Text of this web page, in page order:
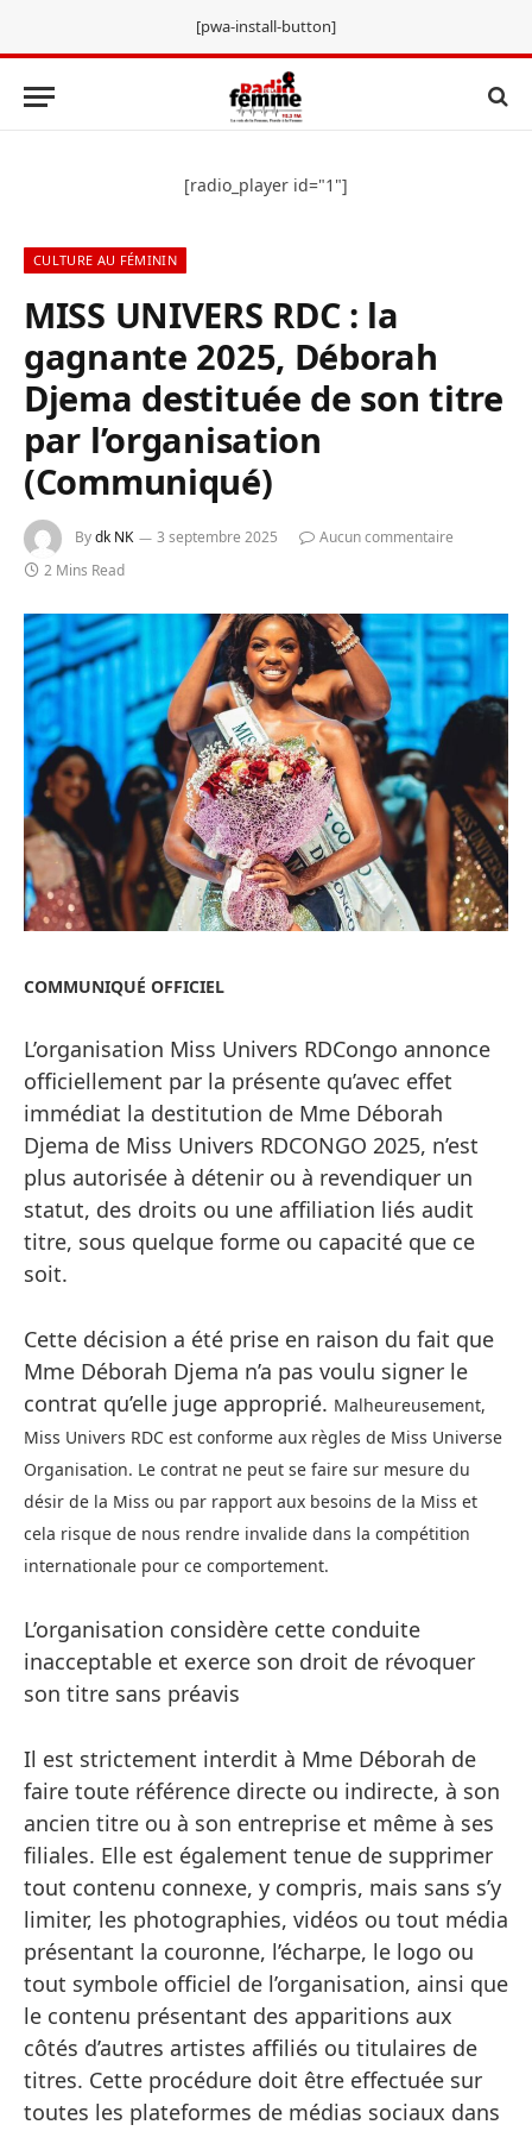
[pwa-install-button]
[radio_player id="1"]
CULTURE AU FÉMININ
MISS UNIVERS RDC : la
gagnante 2025, Déborah
Djema destituée de son titre
par l’organisation
(Communiqué)
Bydk NK 3 septembre 2025
Aucun commentaire
2 Mins Read
COMMUNIQUÉ OFFICIEL
L’organisation Miss Univers RDCongo annonce
officiellement par la présente qu’avec effet
immédiat la destitution de Mme Déborah
Djema de Miss Univers RDCONGO 2025, n’est
plus autorisée à détenir ou à revendiquer un
statut, des droits ou une affiliation liés audit
titre, sous quelque forme ou capacité que ce
soit.
Cette décision a été prise en raison du fait que
Mme Déborah Djema n’a pas voulu signer le
contrat qu’elle juge approprié. Malheureusement,
Miss Univers RDC est conforme aux règles de Miss Universe
Organisation. Le contrat ne peut se faire sur mesure du
désir de la Miss ou par rapport aux besoins de la Miss et
cela risque de nous rendre invalide dans la compétition
internationale pour ce comportement.
L’organisation considère cette conduite
inacceptable et exerce son droit de révoquer
son titre sans préavis
Il est strictement interdit à Mme Déborah de
faire toute référence directe ou indirecte, à son
ancien titre ou à son entreprise et même à ses
filiales. Elle est également tenue de supprimer
tout contenu connexe, y compris, mais sans s’y
limiter, les photographies, vidéos ou tout média
présentant la couronne, l’écharpe, le logo ou
tout symbole officiel de l’organisation, ainsi que
le contenu présentant des apparitions aux
côtés d’autres artistes affiliés ou titulaires de
titres. Cette procédure doit être effectuée sur
toutes les plateformes de médias sociaux dans